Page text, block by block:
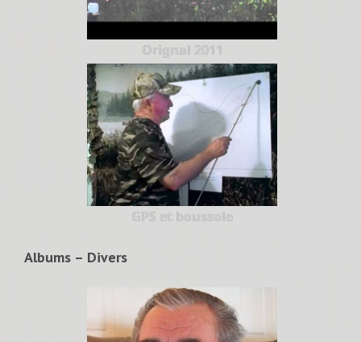
Orignal 2011
GPS et boussole
Albums – Divers